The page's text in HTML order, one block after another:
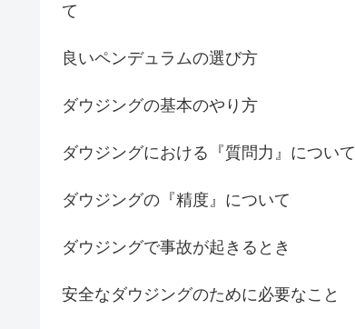
て
良いペンデュラムの選び方
ダウジングの基本のやり方
ダウジングにおける『質問力』について
ダウジングの『精度』について
ダウジングで事故が起きるとき
安全なダウジングのために必要なこと